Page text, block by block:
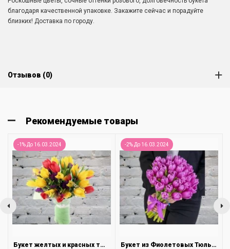
благодаря качественной упаковке. Закажите сейчас и порадуйте
близких! Доставка по городу.
Отзывов (0)
Рекомендуемые товары
-1% До 16.03.2024
Букет желтых и красных тюльпанов с лентой
-2% До 16.03.2024
Букет из Фиолетовых Тюльпанов в Атласной ленте